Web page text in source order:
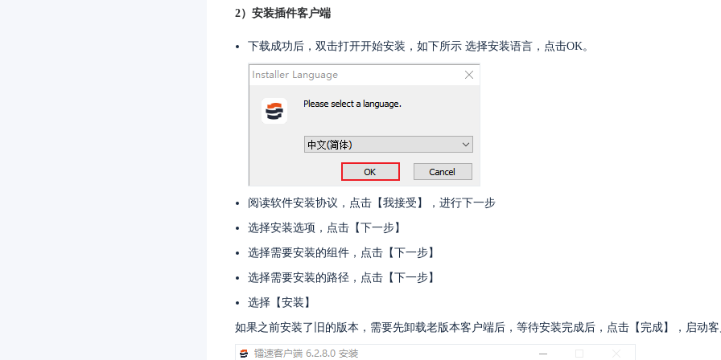
2）安装插件客户端
下载成功后，双击打开开始安装，如下所示 选择安装语言，点击OK。
阅读软件安装协议，点击【我接受】，进行下一步
选择安装选项，点击【下一步】
选择需要安装的组件，点击【下一步】
选择需要安装的路径，点击【下一步】
选择【安装】
如果之前安装了旧的版本，需要先卸载老版本客户端后，等待安装完成后，点击【完成】，启动